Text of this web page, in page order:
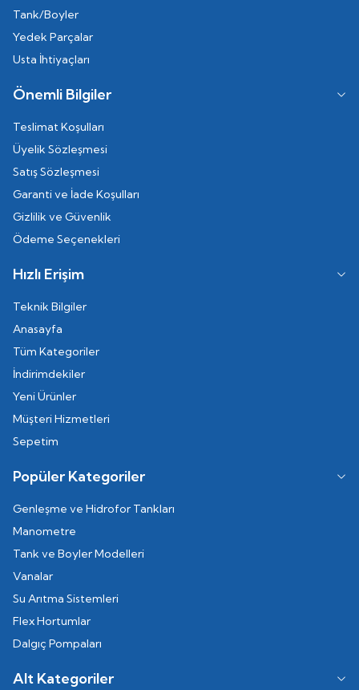
Tank/Boyler
Yedek Parçalar
Usta İhtiyaçları
Önemli Bilgiler
Teslimat Koşulları
Üyelik Sözleşmesi
Satış Sözleşmesi
Garanti ve İade Koşulları
Gizlilik ve Güvenlik
Ödeme Seçenekleri
Hızlı Erişim
Teknik Bilgiler
Anasayfa
Tüm Kategoriler
İndirimdekiler
Yeni Ürünler
Müşteri Hizmetleri
Sepetim
Popüler Kategoriler
Genleşme ve Hidrofor Tankları
Manometre
Tank ve Boyler Modelleri
Vanalar
Su Arıtma Sistemleri
Flex Hortumlar
Dalgıç Pompaları
Alt Kategoriler